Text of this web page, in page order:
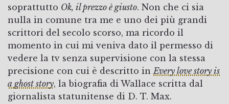
soprattutto Ok, il prezzo è giusto. Non che ci sia
nulla in comune tra me e uno dei più grandi
scrittori del secolo scorso, ma ricordo il
momento in cui mi veniva dato il permesso di
vedere la tv senza supervisione con la stessa
precisione con cui è descritto in Every love story is
a ghost story, la biografia di Wallace scritta dal
giornalista statunitense di D. T. Max.